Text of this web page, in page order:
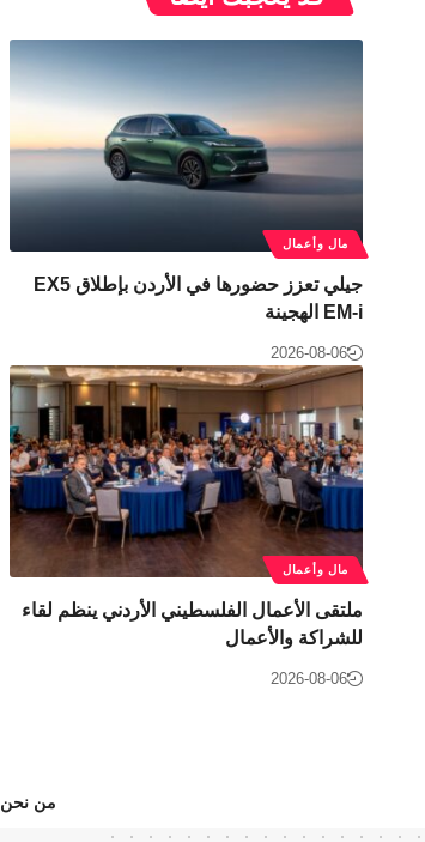
مال وأعمال
جيلي تعزز حضورها في الأردن بإطلاق EX5
EM-i الهجينة
2026-08-06
مال وأعمال
ملتقى الأعمال الفلسطيني الأردني ينظم لقاء
للشراكة والأعمال
2026-08-06
من نحن